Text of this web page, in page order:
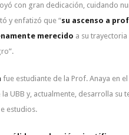
con gran dedicación, cuidando
y enfatizó que “su ascenso a
merecido a su
fue estudiante de la Prof. Anaya en
UBB y, actualmente, desarrolla su
estudios.